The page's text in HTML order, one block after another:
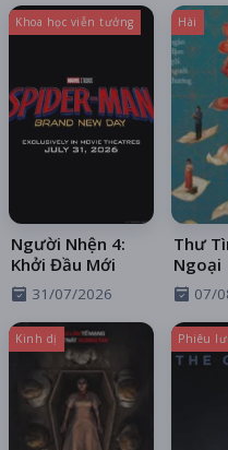
Khoa học viễn tưởng
Người Nhện 4:
Khởi Đầu Mới
31/07/2026
Hài
Thư
Ngoại
07/
Kinh dị Phiêu